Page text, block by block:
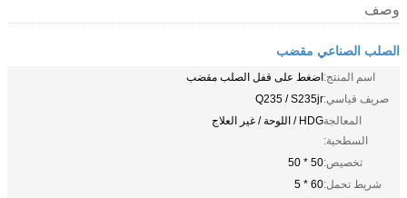
وصف
الصلب الصناعي مقضب
اسم المنتج:اضغط على قفل الصلب مقضب
صريف قياسي:Q235 / S235jr
المعالجة
السطحية:
HDG / اللوحة / غير العلاج
تخصيص:50 * 50
شريط تحمل:60 * 5